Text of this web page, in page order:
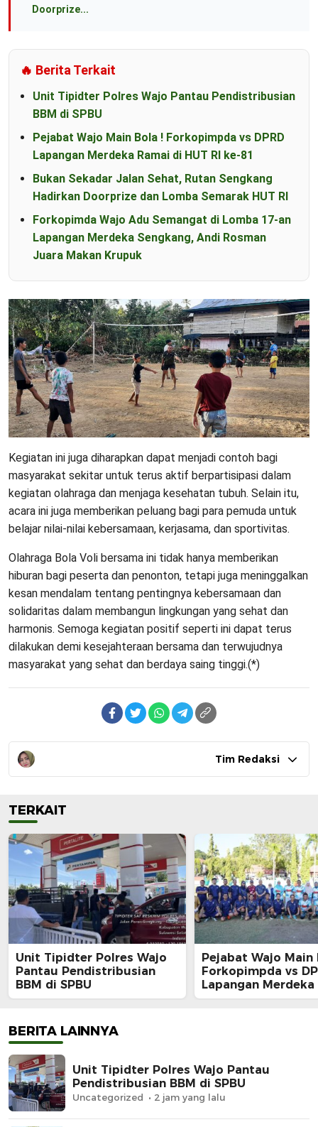
Doorprize...
🔥 Berita Terkait
Unit Tipidter Polres Wajo Pantau Pendistribusian
BBM di SPBU
Pejabat Wajo Main Bola ! Forkopimpda vs DPRD
Lapangan Merdeka Ramai di HUT RI ke-81
Bukan Sekadar Jalan Sehat, Rutan Sengkang
Hadirkan Doorprize dan Lomba Semarak HUT RI
Forkopimda Wajo Adu Semangat di Lomba 17-an
Lapangan Merdeka Sengkang, Andi Rosman
Juara Makan Krupuk
Kegiatan ini juga diharapkan dapat menjadi contoh bagi
masyarakat sekitar untuk terus aktif berpartisipasi dalam
kegiatan olahraga dan menjaga kesehatan tubuh. Selain itu,
acara ini juga memberikan peluang bagi para pemuda untuk
belajar nilai-nilai kebersamaan, kerjasama, dan sportivitas.
Olahraga Bola Voli bersama ini tidak hanya memberikan
hiburan bagi peserta dan penonton, tetapi juga meninggalkan
kesan mendalam tentang pentingnya kebersamaan dan
solidaritas dalam membangun lingkungan yang sehat dan
harmonis. Semoga kegiatan positif seperti ini dapat terus
dilakukan demi kesejahteraan bersama dan terwujudnya
masyarakat yang sehat dan berdaya saing tinggi.(*)
Tim Redaksi
TERKAIT
Unit Tipidter Polres Wajo
Pantau Pendistribusian
BBM di SPBU
Pejabat Wajo Main
Forkopimpda vs
Lapangan Merdeka
di HUT RI ke-81
BERITA LAINNYA
Unit Tipidter Polres Wajo Pantau
Pendistribusian BBM di SPBU
Uncategorized 2 jam yang lalu